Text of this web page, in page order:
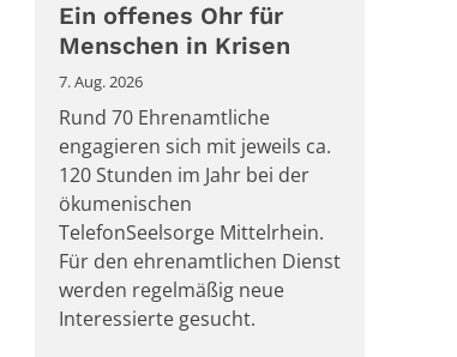
Ein offenes Ohr für
Menschen in Krisen
7. Aug. 2026
Rund 70 Ehrenamtliche
engagieren sich mit jeweils ca.
120 Stunden im Jahr bei der
ökumenischen
TelefonSeelsorge Mittelrhein.
Für den ehrenamtlichen Dienst
werden regelmäßig neue
Interessierte gesucht.